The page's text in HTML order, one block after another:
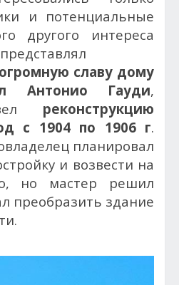
и потенциальные
другого интереса
славу дому
Антонио Гауди,
реконструкцию
с 1904 по 1906 г.
планировал
и возвести на
но мастер решил
преобразить здание